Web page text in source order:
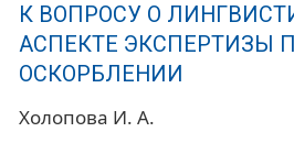
К ВОПРОСУ О
АСПЕКТЕ ЭКСПЕРТИЗЫ
ОСКОРБЛЕНИИ
Холопова И. А.